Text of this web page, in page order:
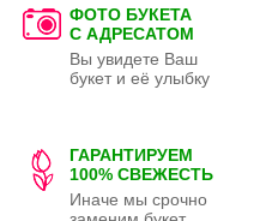
ФОТО БУКЕТА
С АДРЕСАТОМ
Вы увидете Ваш
букет и её улыбку
ГАРАНТИРУЕМ
100% СВЕЖЕСТЬ
Иначе мы срочно